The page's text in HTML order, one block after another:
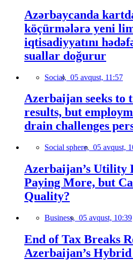
Azərbaycanda
köçürmələrə yeni
iqtisadiyyatını
suallar doğurur
Social, 05 avqust, 11:57
Azerbaijan seeks to
results, but
drain challenges
Social sphere, 05 avqust,
Azerbaijan’s Utility
Paying More, but
Quality?
Business, 05 avqust, 10:39
End of Tax Breaks
Azerbaijan’s